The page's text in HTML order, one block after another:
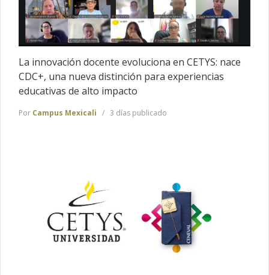
La innovación docente evoluciona en CETYS: nace
CDC+, una nueva distinción para experiencias
educativas de alto impacto
Por Campus Mexicali 3 días publicado